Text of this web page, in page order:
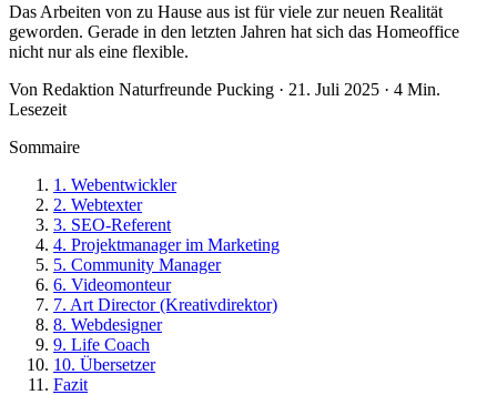
Das Arbeiten von zu Hause aus ist für viele zur neuen Realität
geworden. Gerade in den letzten Jahren hat sich das Homeoffice
nicht nur als eine flexible.
Von Redaktion Naturfreunde Pucking · 21. Juli 2025 · 4 Min.
Lesezeit
Sommaire
1. Webentwickler
2. Webtexter
3. SEO-Referent
4. Projektmanager im Marketing
5. Community Manager
6. Videomonteur
7. Art Director (Kreativdirektor)
8. Webdesigner
9. Life Coach
10. Übersetzer
Fazit